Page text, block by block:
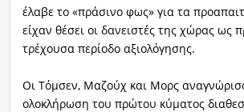
έλαβε το «πράσινο φως» για τα
είχαν θέσει οι δανειστές της χώρας ως
τρέχουσα περίοδο αξιολόγησης.
Οι Τόμσεν, Μαζούχ και Μορς
ολοκλήρωση του πρώτου κύματος